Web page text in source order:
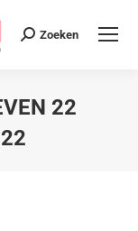
Zoeken
22